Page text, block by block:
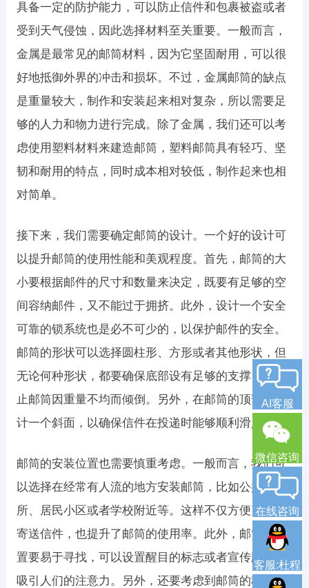
具备一定的防护能力，可以防止信件和包裹被盗或者
受到天气侵蚀，因此选择材料至关重要。一般而言，
金属是最常见的邮筒材料，因为它坚固耐用，可以很
好地抵御外界的冲击和损坏。不过，金属邮筒的缺点
是重量较大，制作和安装起来相对复杂，所以需要足
够的人力和物力进行完成。除了金属，我们还可以考
虑使用塑料材料来建造邮筒，塑料邮筒具有轻巧、坚
韧和耐用的特点，同时成本相对较低，制作起来也相
对简单。
接下来，我们需要确定邮筒的设计。一个好的设计可
以提升邮筒的使用性能和美观程度。首先，邮筒的大
小要根据邮件的尺寸和数量来决定，既要有足够的空
间容纳邮件，又不能过于拥挤。此外，设计一个安全
可靠的锁系统也是必不可少的，以保护邮件的安全。
邮筒的形状可以选择圆柱形、方形或者其他形状，但
无论何种形状，都要确保底部设有足够的支撑，以防
止邮筒因重量不均而倾倒。另外，在邮筒的顶部应设
计一个斜面，以确保信件在投递时能够顺利滑入。
邮筒的安装位置也需要慎重考虑。一般而言，我们可
以选择在经常有人流的地方安装邮筒，比如公共场
所、居民小区或者学校附近等。这样不仅方便了市民
寄送信件，也提升了邮筒的使用率。此外，邮筒的位
置要易于寻找，可以设置醒目的标志或者宣传牌，以
吸引人们的注意力。另外，还要考虑到邮筒的稳定性
AI客服
微信咨询
在线咨询
客服:杜程